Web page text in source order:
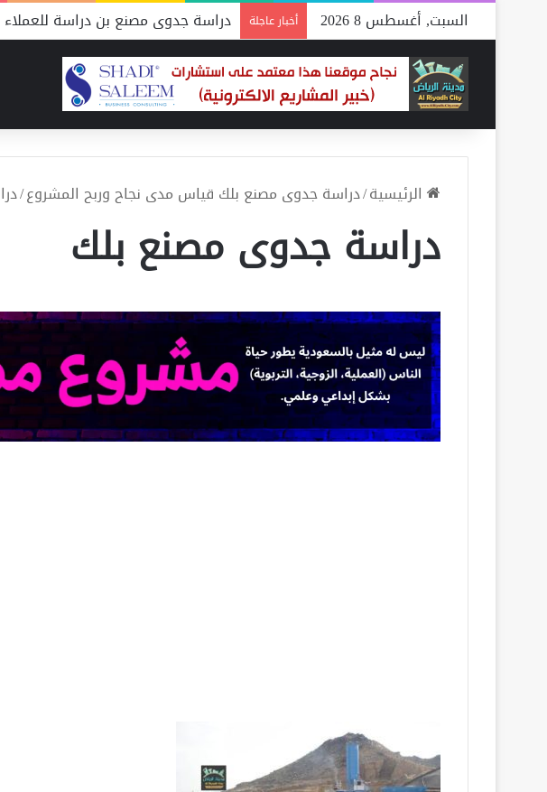
السبت, أغسطس 8 2026 أخبار عاجلة دراسة جدوى مصنع بن دراسة للعملاء
الرئيسية/دراسة جدوى مصنع بلك قياس مدى نجاح وربح المشروع/
دراسة جدوى مصنع بلك